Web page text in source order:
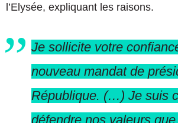
l’Elysée, expliquant les raisons.
Je sollicite votre
nouveau mandat de
République. (…) Je suis
défendre nos valeurs